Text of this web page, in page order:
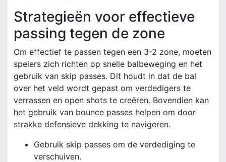
Strategieën voor effectieve
passing tegen de zone
Om effectief te passen tegen een 3-2 zone, moeten
spelers zich richten op snelle balbeweging en het
gebruik van skip passes. Dit houdt in dat de bal
over het veld wordt gepast om verdedigers te
verrassen en open shots te creëren. Bovendien kan
het gebruik van bounce passes helpen om door
strakke defensieve dekking te navigeren.
Gebruik skip passes om de verdediging te
verschuiven.